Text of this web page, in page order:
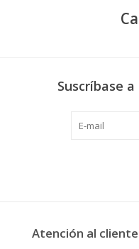
Suscríbase
Atención al cliente